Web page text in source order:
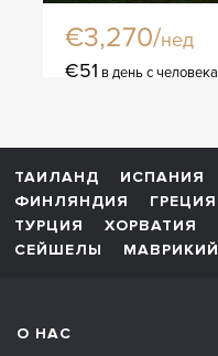
€3,270/нед
€51 в день с человека
ТАИЛАНД ИСПАНИЯ
ФИНЛЯНДИЯ
ГРЕЦИЯ
ТУРЦИЯ
ХОРВАТИЯ
СЕЙШЕЛЫ
МАВРИКИЙ
О НАС